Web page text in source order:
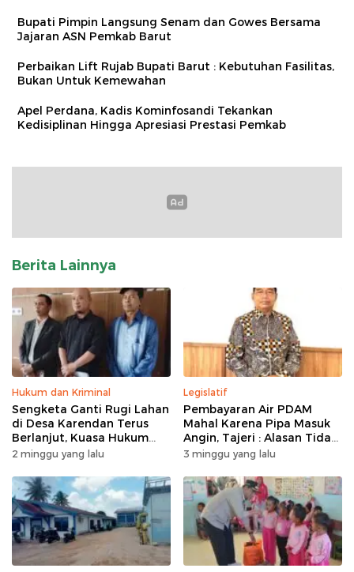
Bupati Pimpin Langsung Senam dan Gowes Bersama
Jajaran ASN Pemkab Barut
Perbaikan Lift Rujab Bupati Barut : Kebutuhan Fasilitas,
Bukan Untuk Kemewahan
Apel Perdana, Kadis Kominfosandi Tekankan
Kedisiplinan Hingga Apresiasi Prestasi Pemkab
Berita Lainnya
Hukum dan Kriminal
Sengketa Ganti Rugi Lahan
di Desa Karendan Terus
Berlanjut, Kuasa Hukum
Ajukan Kasasi
2 minggu yang lalu
Legislatif
Pembayaran Air PDAM
Mahal Karena Pipa Masuk
Angin, Tajeri : Alasan Tidak
Masuk Akal
3 minggu yang lalu